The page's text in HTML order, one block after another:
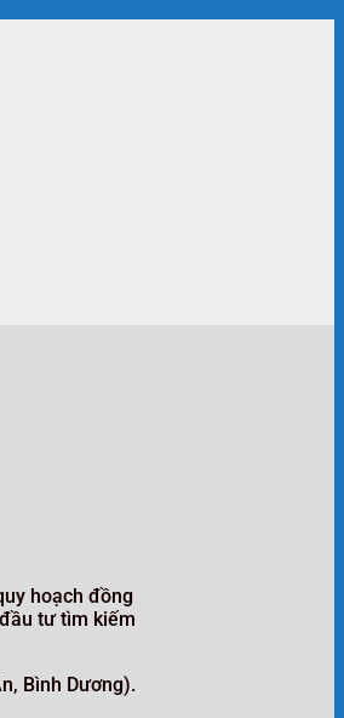
hoạch đồng
tư tìm kiếm
Bình Dương).